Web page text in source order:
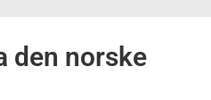
den norske